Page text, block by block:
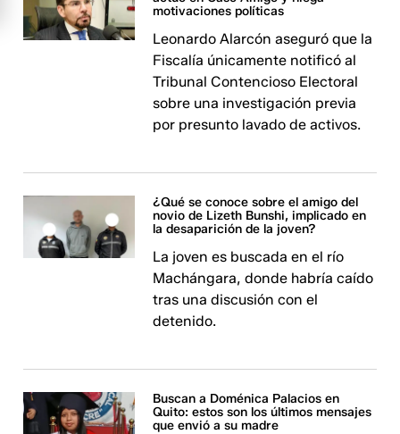
motivaciones políticas
Leonardo Alarcón aseguró que la
Fiscalía únicamente notificó al
Tribunal Contencioso Electoral
sobre una investigación previa
por presunto lavado de activos.
¿Qué se conoce sobre el amigo del
novio de Lizeth Bunshi, implicado en
la desaparición de la joven?
La joven es buscada en el río
Machángara, donde habría caído
tras una discusión con el
detenido.
Buscan a Doménica Palacios en
Quito: estos son los últimos mensajes
que envió a su madre